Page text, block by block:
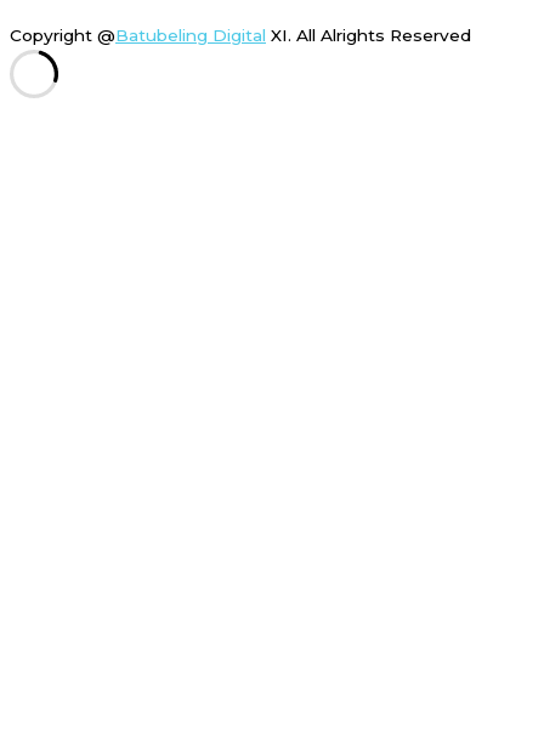
Copyright @Batubeling Digital XI. All Alrights Reserved